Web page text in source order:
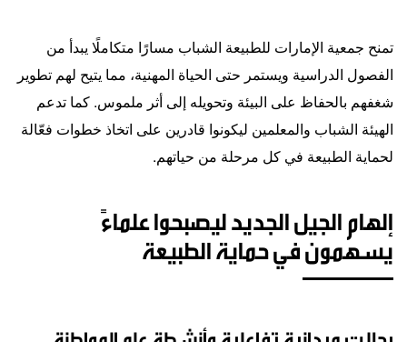
تمنح جمعية الإمارات للطبيعة الشباب مسارًا متكاملًا يبدأ من
الفصول الدراسية ويستمر حتى الحياة المهنية، مما يتيح لهم تطوير
شغفهم بالحفاظ على البيئة وتحويله إلى أثر ملموس. كما تدعم
الهيئة الشباب والمعلمين ليكونوا قادرين على اتخاذ خطوات فعّالة
لحماية الطبيعة في كل مرحلة من حياتهم.
إلهام الجيل الجديد ليصبحوا علماءً
يسهمون في حماية الطبيعة